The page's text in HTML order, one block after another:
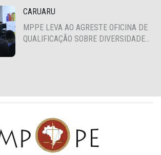
CARUARU
MPPE LEVA AO AGRESTE OFICINA DE
QUALIFICAÇÃO SOBRE DIVERSIDADE